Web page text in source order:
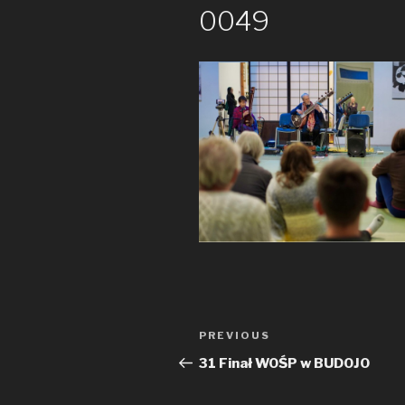
0049
Nawigacja
wpisu
Previous
Post
PREVIOUS
31 Finał WOŚP w BUDOJO